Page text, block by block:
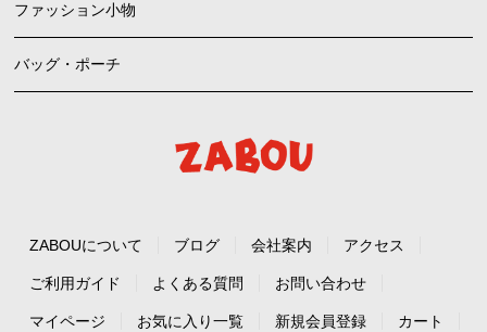
ファッション小物
バッグ・ポーチ
ZABOUについて ブログ 会社案内 アクセス
ご利用ガイド よくある質問 お問い合わせ
マイページ お気に入り一覧 新規会員登録 カート